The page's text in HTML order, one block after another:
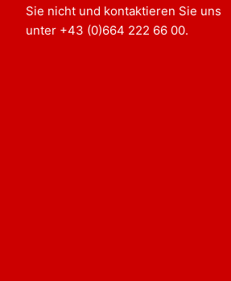
Sie nicht und kontaktieren Sie uns
unter +43 (0)664 222 66 00.